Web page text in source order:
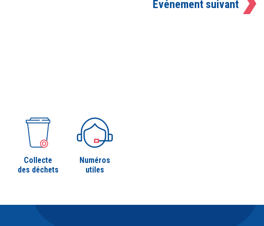
Événement suivant
Collecte
des déchets
Numéros
utiles